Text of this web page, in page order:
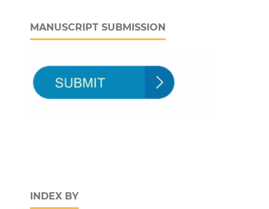
MANUSCRIPT SUBMISSION
INDEX BY